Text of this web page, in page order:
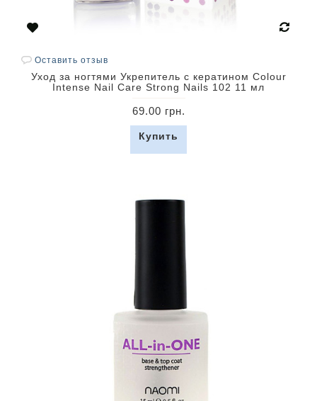
Оставить отзыв
Уход за ногтями Укрепитель с кератином Colour
Intense Nail Care Strong Nails 102 11 мл
69.00 грн.
Купить